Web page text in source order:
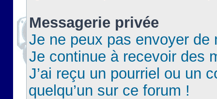
Messagerie privée
Je ne peux pas envoyer de
Je continue à recevoir des
J’ai reçu un pourriel ou un
quelqu’un sur ce forum !